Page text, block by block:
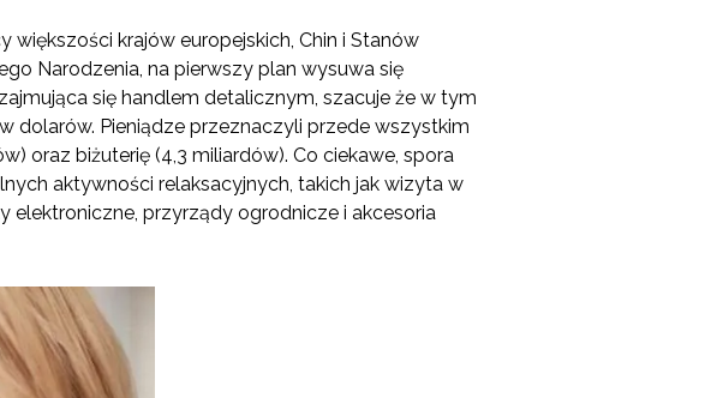
krajów europejskich, Chin i Stanów
Narodzenia, na pierwszy plan wysuwa się
się handlem detalicznym, szacuje że w tym
dolarów. Pieniądze przeznaczyli przede wszystkim
oraz biżuterię (4,3 miliardów). Co ciekawe, spora
aktywności relaksacyjnych, takich jak wizyta w
elektroniczne, przyrządy ogrodnicze i akcesoria